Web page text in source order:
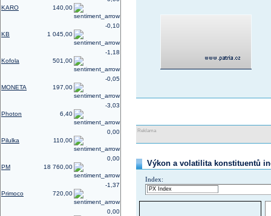
KARO 140,00
KB 1 045,00
-0,10
Kofola 501,00
-1,18
MONETA 197,00
-0,05
Photon 6,40
-3,03
Pilulka 110,00
0,00
PM 18 760,00
0,00
Primoco 720,00
-1,37
0,00
Reklama
Výkon a volatilita konstituentů
Index: